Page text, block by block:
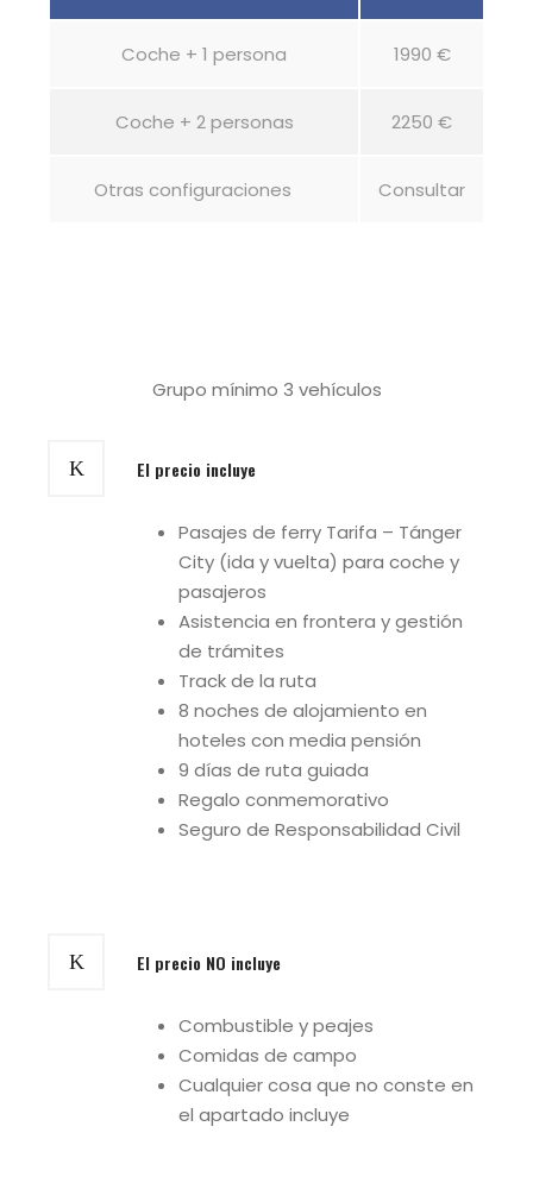
Coche + 1 persona 1990 €
Coche + 2 personas 2250 €
Otras configuraciones Consultar
Grupo mínimo 3 vehículos
El precio incluye
Pasajes de ferry Tarifa – Tánger
City (ida y vuelta) para coche y
pasajeros
Asistencia en frontera y gestión
de trámites
Track de la ruta
8 noches de alojamiento en
hoteles con media pensión
9 días de ruta guiada
Regalo conmemorativo
Seguro de Responsabilidad Civil
El precio NO incluye
Combustible y peajes
Comidas de campo
Cualquier cosa que no conste en
el apartado incluye